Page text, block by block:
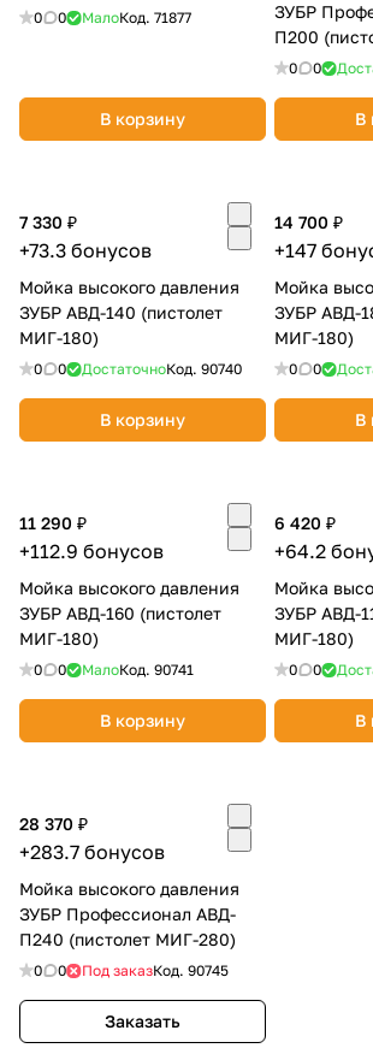
0 0 МалоКод. 71877
В корзину
ЗУБР
П200
0 0
В
7 330 ₽
+73.3 бонусов
Мойка высокого давления
ЗУБР АВД-140 (пистолет
МИГ-180)
0 0 ДостаточноКод. 90740
В корзину
14 700 ₽
+147
Мойка
ЗУБР АВД-
МИГ-180)
0 0
В
11 290 ₽
+112.9 бонусов
Мойка высокого давления
ЗУБР АВД-160 (пистолет
МИГ-180)
0 0 МалоКод. 90741
В корзину
6 420 ₽
+64.2
Мойка
ЗУБР АВД-
МИГ-180)
0 0
В
28 370 ₽
+283.7 бонусов
Мойка высокого давления
ЗУБР Профессионал АВД-
П240 (пистолет МИГ-280)
0 0 Под заказКод. 90745
Заказать
об оплате Плайтом
недели
Остались вопросы?
8 800 302-02-51
plait.ru